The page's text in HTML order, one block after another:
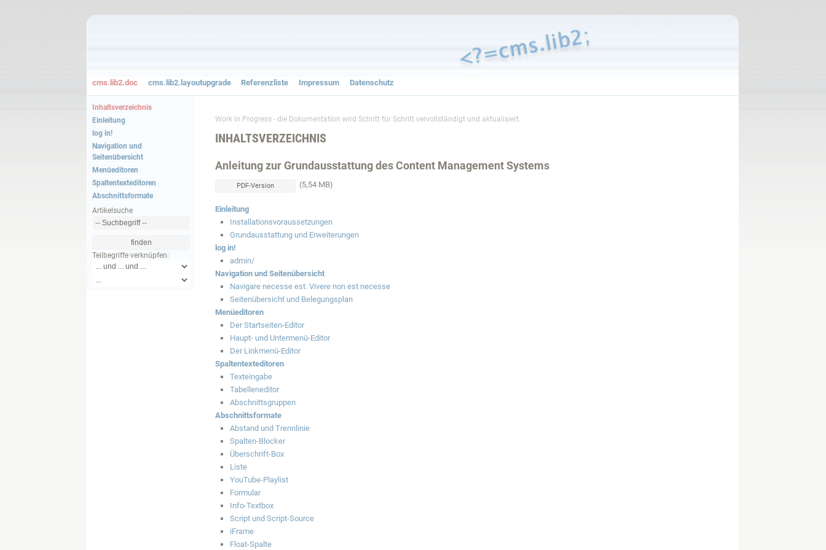
cms.lib2.doc cms.lib2.layoutupgrade Referenzliste Impressum Datenschutz
Inhaltsverzeichnis
Einleitung
log in!
Navigation und
Seitenübersicht
Menüeditoren
Spaltentexteditoren
Abschnittsformate
Artikelsuche
Teilbegriffe verknüpfen:
Work in Progress - die Dokumentation wird Schritt für Schritt vervollständigt und aktualisiert.
INHALTSVERZEICHNIS
Anleitung zur Grundausstattung des Content Management Systems
PDF-Version (5,54 MB)
Einleitung
Installationsvoraussetzungen
Grundausstattung und Erweiterungen
log in!
admin/
Navigation und Seitenübersicht
Navigare necesse est. Vivere non est necesse
Seitenübersicht und Belegungsplan
Menüeditoren
Der Startseiten-Editor
Haupt- und Untermenü-Editor
Der Linkmenü-Editor
Spaltentexteditoren
Texteingabe
Tabelleneditor
Abschnittsgruppen
Abschnittsformate
Abstand und Trennlinie
Spalten-Blocker
Überschrift-Box
Liste
YouTube-Playlist
Formular
Info-Textbox
Script und Script-Source
iFrame
Float-Spalte